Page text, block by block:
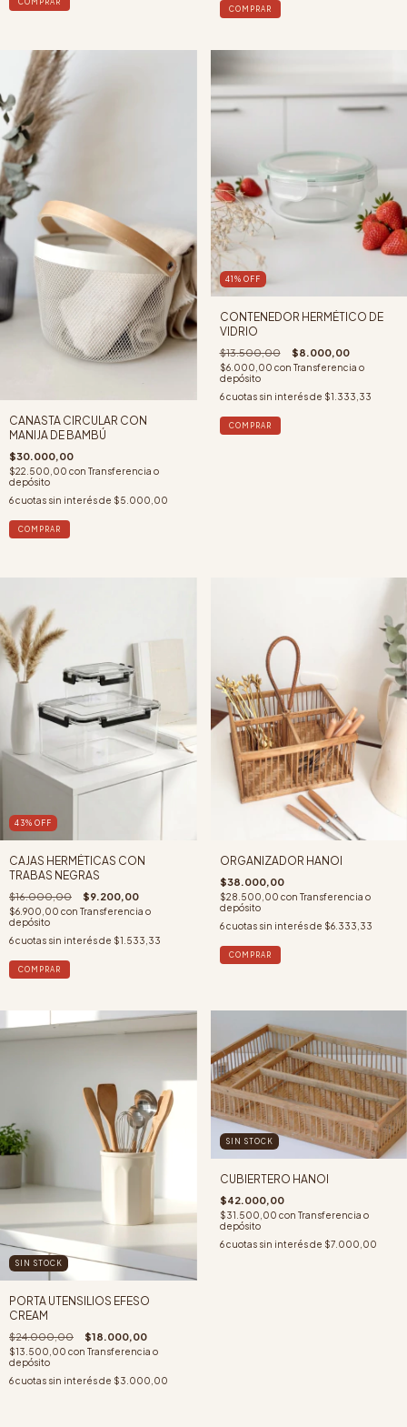
COMPRAR
COMPRAR
CANASTA CIRCULAR CON
MANIJA DE BAMBÚ
$30.000,00
$22.500,00 con Transferencia o
depósito
6cuotas sin interés de $5.000,00
41 % OFF
CONTENEDOR HERMÉTICO DE
VIDRIO
$13.500,00 $8.000,00
$6.000,00 con Transferencia o
depósito
6 cuotas sin interés de $1.333,33
COMPRAR
43% OFF
CAJAS HERMÉTICAS CON
TRABAS NEGRAS
$16.000,00 $9.200,00
$6.900,00 con Transferencia o
depósito
6cuotas sin interés de $1.533,33
COMPRAR
ORGANIZADOR HANOI
$38.000,00
$28.500,00 con Transferencia o
depósito
6 cuotas sin interés de $6.333,33
SIN STOCK
PORTA UTENSILIOS EFESO
CREAM
$24.000,00 $18.000,00
$13.500,00 con Transferencia o
depósito
6cuotas sin interés de $3.000,00
SIN STOCK
CUBIERTERO HANOI
$42.000,00
$31.500,00 con Transferencia o
depósito
6 cuotas sin interés de $7.000,00